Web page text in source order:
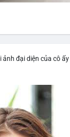
ảnh đại diện của cô ấy